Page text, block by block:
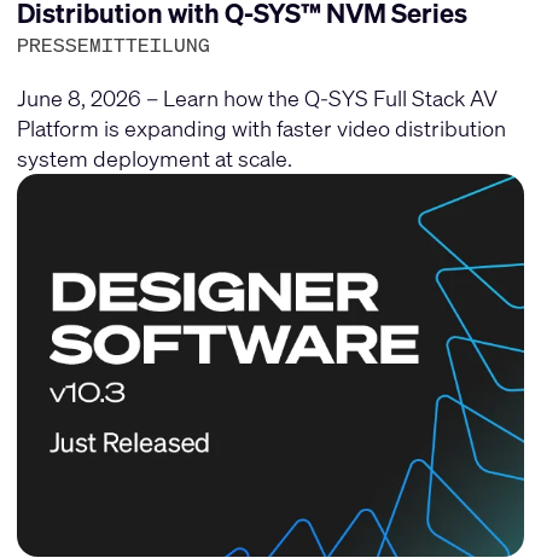
Distribution with Q-SYS™ NVM Series
PRESSEMITTEILUNG
June 8, 2026 – Learn how the Q-SYS Full Stack AV
Platform is expanding with faster video distribution
system deployment at scale.